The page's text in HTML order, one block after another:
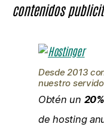
contenidos
Desde 2013
nuestro
Obtén un
de hosting